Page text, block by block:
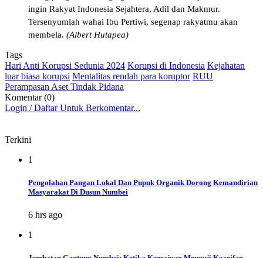
ingin Rakyat Indonesia Sejahtera, Adil dan Makmur.
Tersenyumlah wahai Ibu Pertiwi, segenap rakyatmu akan
membela. (Albert Hutapea)
Tags
Hari Anti Korupsi Sedunia 2024 Korupsi di Indonesia Kejahatan
luar biasa korupsi Mentalitas rendah para koruptor RUU
Perampasan Aset Tindak Pidana
Komentar (0)
Login / Daftar Untuk Berkomentar...
Terkini
1
Pengolahan Pangan Lokal Dan Pupuk Organik Dorong Kemandirian
Masyarakat Di Dusun Numbei
6 hrs ago
1